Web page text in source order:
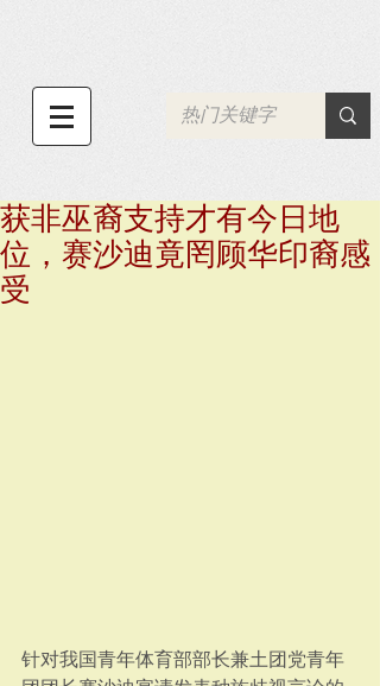
获非巫裔支持才有今日地
位，赛沙迪竟罔顾华印裔感
受
针对我国青年体育部部长兼土团党青年